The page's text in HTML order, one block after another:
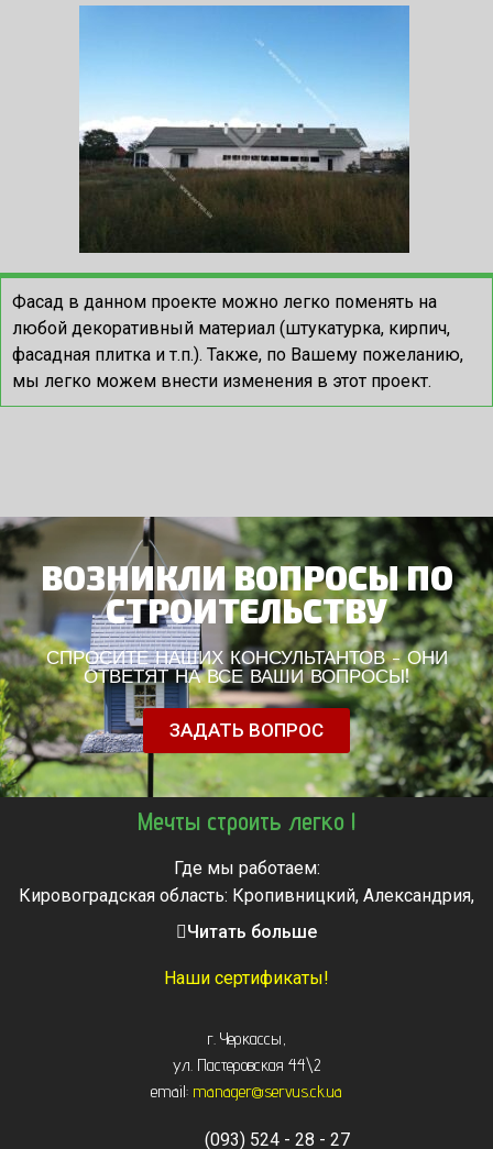
Фасад в данном проекте можно легко поменять на
любой декоративный материал (штукатурка, кирпич,
фасадная плитка и т.п.). Также, по Вашему пожеланию,
мы легко можем внести изменения в этот проект.
ВОЗНИКЛИ ВОПРОСЫ ПО
СТРОИТЕЛЬСТВУ
СПРОСИТЕ НАШИХ КОНСУЛЬТАНТОВ - ОНИ
ОТВЕТЯТ НА ВСЕ ВАШИ ВОПРОСЫ!
ЗАДАТЬ ВОПРОС
Мечты строить легко !
Где мы работаем:
Кировоградская область: Кропивницкий, Александрия,
Знаменка, Долинская, Новоархангельск, Светловодск
Звенигородка, Золотоноша, Каменка, Канев, Корсунь-
Монастырище, Смела, Тальное, Умань, Христиновка.
Черкассы, Чигирин, Чорнобай, Шпола
Читать больше
Наши сертификаты!
г. Черкассы
ул. Пастеровская 44\2
email: manager@servus.ck.ua
(093) 524 - 28 - 27